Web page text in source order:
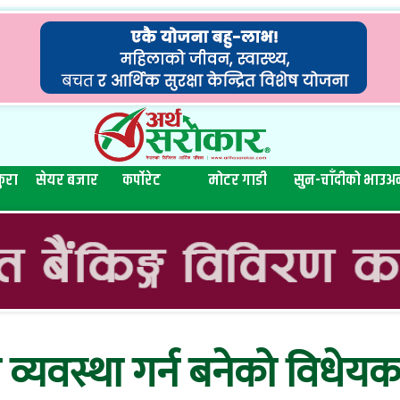
सेयर बजार कर्पोरेट मोटर गाडी सुन-चाँदीको भाउ
व्यवस्था गर्न बनेको